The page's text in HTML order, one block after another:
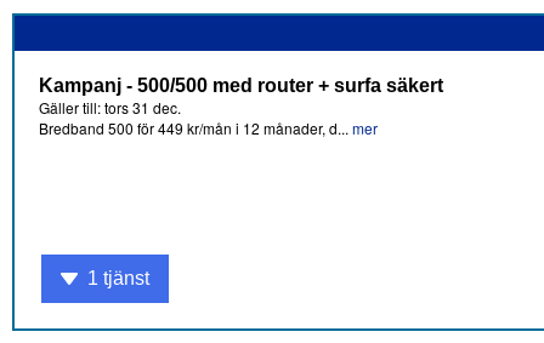
Kampanj - 500/500 med router + surfa säkert
Gäller till: tors 31 dec.
Bredband 500 för 449 kr/mån i 12 månader, d... mer
1 tjänst